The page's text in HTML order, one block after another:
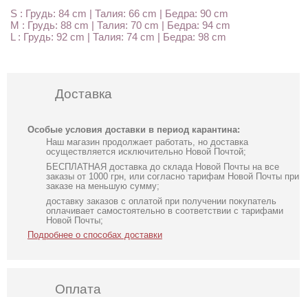
S : Грудь: 84 cm | Талия: 66 cm | Бедра: 90 cm
M : Грудь: 88 cm | Талия: 70 cm | Бедра: 94 cm
L : Грудь: 92 cm | Талия: 74 cm | Бедра: 98 cm
Доставка
Особые условия доставки в период карантина:
Наш магазин продолжает работать, но доставка
осуществляется исключительно Новой Почтой;
БЕСПЛАТНАЯ доставка до склада Новой Почты на все
заказы от 1000 грн, или согласно тарифам Новой Почты при
заказе на меньшую сумму;
доставку заказов с оплатой при получении покупатель
оплачивает самостоятельно в соответствии с тарифами
Новой Почты;
Подробнее о способах доставки
Оплата